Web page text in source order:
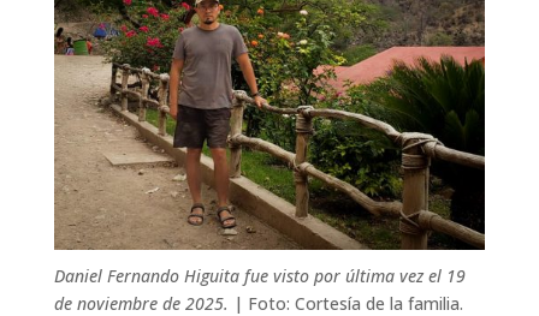
Daniel Fernando Higuita fue visto por última vez el 19
de noviembre de 2025. | Foto: Cortesía de la familia.